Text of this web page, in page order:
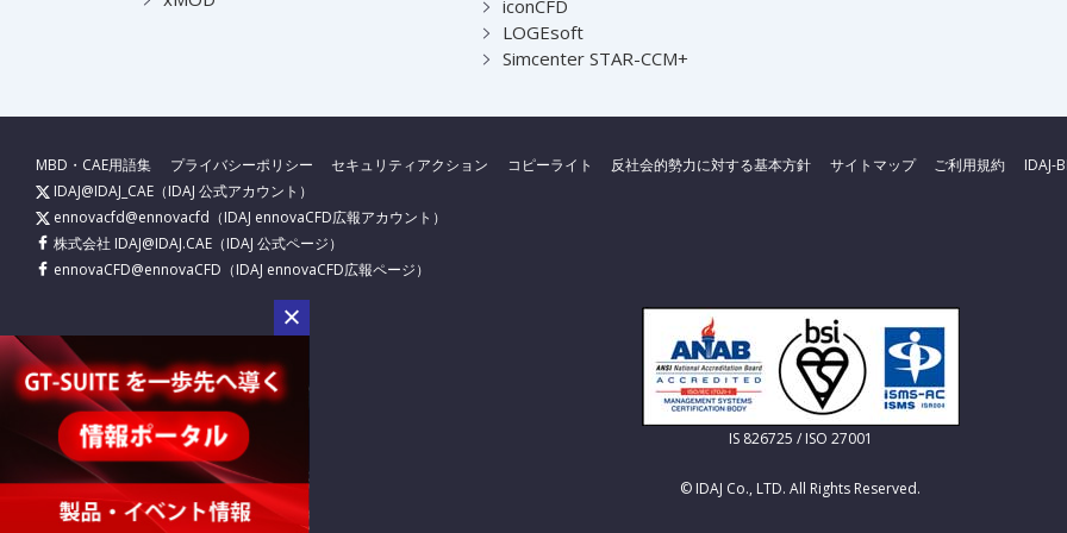
iconCFD
LOGEsoft
Simcenter STAR-CCM+
MBD・CAE用語集 プライバシーポリシー セキュリティアクション コピーライト 反社会的勢力に対する基本方針 サイトマップ ご利用規約
IDAJ-
IDAJ@IDAJ_CAE （IDAJ 公式アカウント）
ennovacfd@ennovacfd （IDAJ ennovaCFD広報アカウント）
株式会社 IDAJ@IDAJ.CAE （IDAJ 公式ページ）
ennovaCFD@ennovaCFD （IDAJ ennovaCFD広報ページ）
IS 826725 / ISO 27001
© IDAJ Co., LTD. All Rights Reserved.